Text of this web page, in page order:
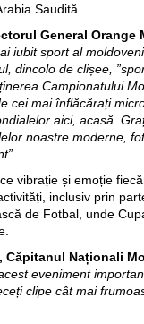
Saudită.
General Orange
iubit sport al
dincolo de clișee,
Campionatului
cei mai înflăcărați
aici, acasă.
noastre moderne,
vibrație și emoție
inclusiv prin
de Fotbal, unde
Căpitanul Naționali
eveniment
clipe cât mai